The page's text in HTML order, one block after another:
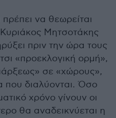
να θεωρείται
Μητσοτάκης
πριν την ώρα τους
«προεκλογική ορμή»,
σε «χώρους»,
που διαλύονται. Όσο
χρόνο γίνουν οι
θα αναδεικνύεται η